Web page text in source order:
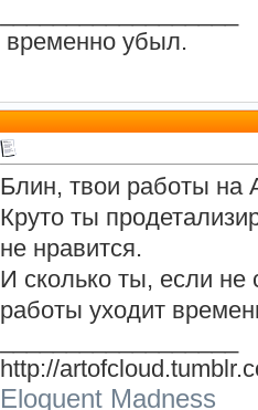
временно убыл.
Блин, твои работы на
Круто ты
не нравится.
И сколько ты, если не
работы уходит
http://
Eloquent Madness